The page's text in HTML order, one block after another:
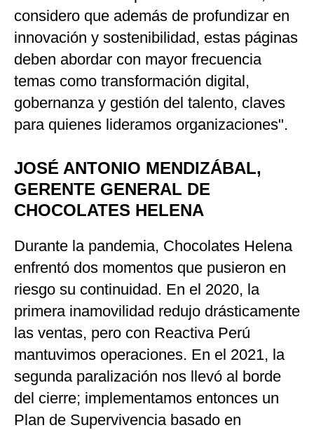
considero que además de profundizar en
innovación y sostenibilidad, estas páginas
deben abordar con mayor frecuencia
temas como transformación digital,
gobernanza y gestión del talento, claves
para quienes lideramos organizaciones".
JOSÉ ANTONIO MENDIZÁBAL,
GERENTE GENERAL DE
CHOCOLATES HELENA
Durante la pandemia, Chocolates Helena
enfrentó dos momentos que pusieron en
riesgo su continuidad. En el 2020, la
primera inamovilidad redujo drásticamente
las ventas, pero con Reactiva Perú
mantuvimos operaciones. En el 2021, la
segunda paralización nos llevó al borde
del cierre; implementamos entonces un
Plan de Supervivencia basado en